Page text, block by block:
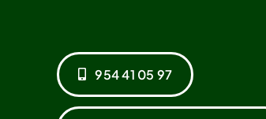
954 41 05 97